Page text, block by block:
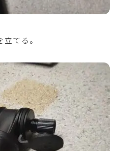
てる。